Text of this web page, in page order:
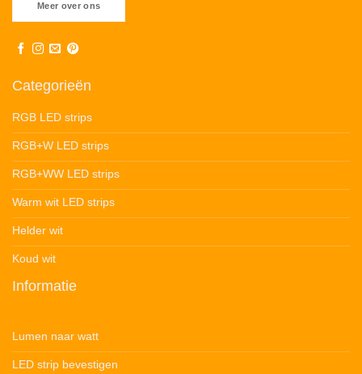
Meer over ons
Categorieën
RGB LED strips
RGB+W LED strips
RGB+WW LED strips
Warm wit LED strips
Helder wit
Koud wit
Informatie
Lumen naar watt
LED strip bevestigen